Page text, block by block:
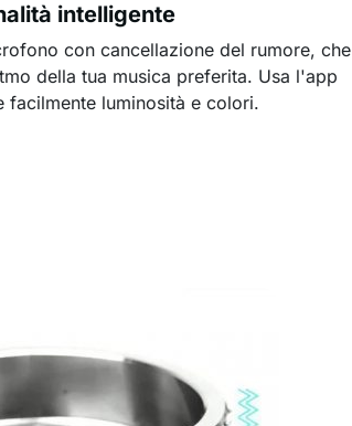
intelligente
con cancellazione del rumore, che
della tua musica preferita. Usa l'app
facilmente luminosità e colori.